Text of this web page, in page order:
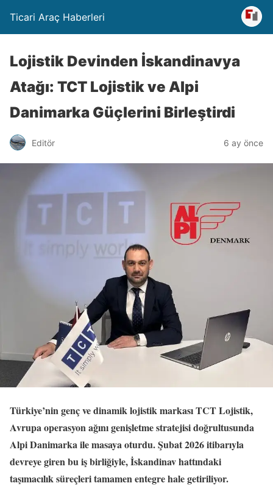
Ticari Araç Haberleri
Lojistik Devinden İskandinavya
Atağı: TCT Lojistik ve Alpi
Danimarka Güçlerini Birleştirdi
Editör 6 ay önce
Türkiye’nin genç ve dinamik lojistik markası TCT Lojistik,
Avrupa operasyon ağını genişletme stratejisi doğrultusunda
Alpi Danimarka ile masaya oturdu. Şubat 2026 itibarıyla
devreye giren bu iş birliğiyle, İskandinav hattındaki
taşımacılık süreçleri tamamen entegre hale getiriliyor.